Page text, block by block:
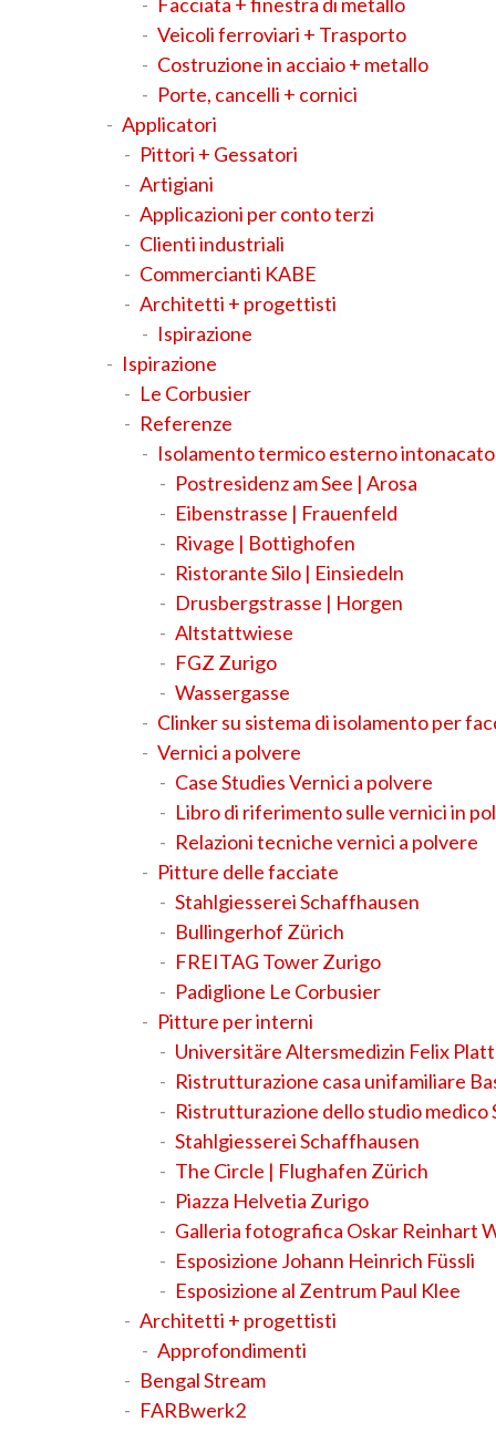
Veicoli ferroviari + Trasporto
Costruzione in acciaio + metallo
Porte, cancelli + cornici
Applicatori
Pittori + Gessatori
Artigiani
Applicazioni per conto terzi
Clienti industriali
Commercianti KABE
Architetti + progettisti
Ispirazione
Ispirazione
Le Corbusier
Referenze
Isolamento termico esterno intonacato
Postresidenz am See | Arosa
Eibenstrasse | Frauenfeld
Rivage | Bottighofen
Ristorante Silo | Einsiedeln
Drusbergstrasse | Horgen
Altstattwiese
FGZ Zurigo
Wassergasse
Clinker su sistema di isolamento per
Vernici a polvere
Case Studies Vernici a polvere
Libro di riferimento sulle vernici in
Relazioni tecniche vernici a polvere
Pitture delle facciate
Stahlgiesserei Schaffhausen
Bullingerhof Zürich
FREITAG Tower Zurigo
Padiglione Le Corbusier
Pitture per interni
Universitäre Altersmedizin Felix
Ristrutturazione casa unifamiliare
Ristrutturazione dello studio medico
Stahlgiesserei Schaffhausen
The Circle | Flughafen Zürich
Piazza Helvetia Zurigo
Galleria fotografica Oskar Reinhart
Esposizione Johann Heinrich Füssli
Esposizione al Zentrum Paul Klee
Architetti + progettisti
Approfondimenti
Bengal Stream
FARBwerk2